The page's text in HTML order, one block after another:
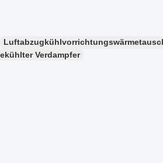
Verdampfer